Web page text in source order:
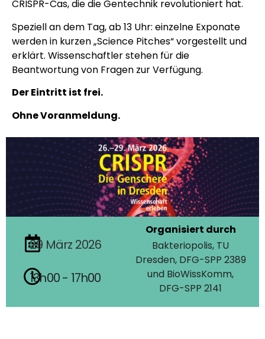
CRISPR-Cas, die die Gentechnik revolutioniert hat.
Speziell an dem Tag, ab 13 Uhr: einzelne Exponate
werden in kurzen „Science Pitches“ vorgestellt und
erklärt. Wissenschaftler stehen für die
Beantwortung von Fragen zur Verfügung.
Der Eintritt ist frei.
Ohne Voranmeldung.
29 März 2026
13h00 - 17h00
Organisiert durch
Bakteriopolis, TU
Dresden, DFG-SPP 2389
und BioWissKomm,
DFG-SPP 2141